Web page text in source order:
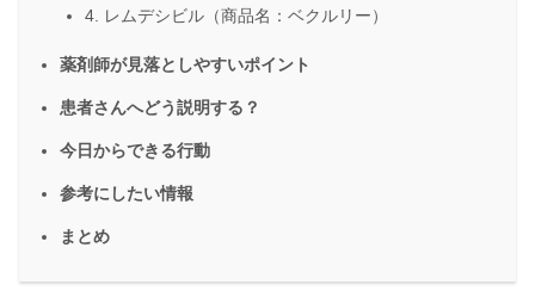
4. レムデシビル（商品名：ベクルリー）
薬剤師が見落としやすいポイント
患者さんへどう説明する？
今日からできる行動
参考にしたい情報
まとめ